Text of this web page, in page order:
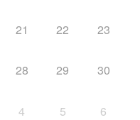
21 22 23
28 29 30
4 5 6